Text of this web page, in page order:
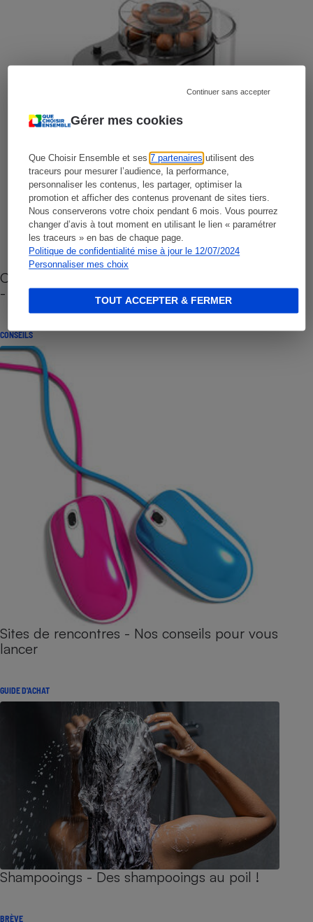
Gérer mes cookies
Que Choisir Ensemble et ses7 partenaires utilisent des
traceurs pour mesurer l’audience, la performance,
personnaliser les contenus, les partager, optimiser la
promotion et afficher des contenus provenant de sites tiers.
Nous conserverons votre choix pendant 6 mois. Vous pourrez
changer d’avis à tout moment en utilisant le lien « paramétrer
les traceurs » en bas de chaque page.
Politique de confidentialité mise à jour le 12/07/2024
Personnaliser mes choix
Continuer sans accepter
TOUT ACCEPTER & FERMER
Cafetière à capsules zéro déchet CoffeeB (vidéo)
- Premières impressions
CONSEILS
Sites de rencontres - Nos conseils pour vous
lancer
GUIDE D'ACHAT
Shampooings - Des shampooings au poil !
BRÈVE